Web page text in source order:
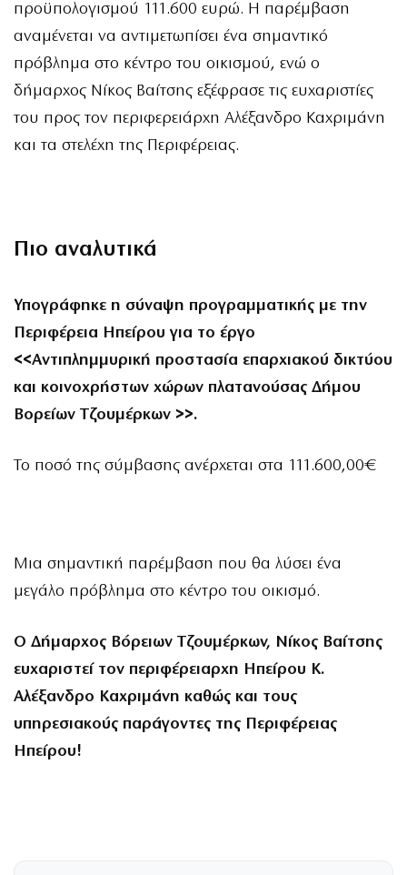
προϋπολογισμού 111.600 ευρώ. Η παρέμβαση
αναμένεται να αντιμετωπίσει ένα σημαντικό
πρόβλημα στο κέντρο του οικισμού, ενώ ο
δήμαρχος Νίκος Βαίτσης εξέφρασε τις ευχαριστίες
του προς τον περιφερειάρχη Αλέξανδρο Καχριμάνη
και τα στελέχη της Περιφέρειας.
Πιο αναλυτικά
Υπογράφηκε η σύναψη προγραμματικής με την
Περιφέρεια Ηπείρου για το έργο
<<Αντιπλημμυρική προστασία επαρχιακού δικτύου
και κοινοχρήστων χώρων πλατανούσας Δήμου
Βορείων Τζουμέρκων >>.
Το ποσό της σύμβασης ανέρχεται στα 111.600,00€
Μια σημαντική παρέμβαση που θα λύσει ένα
μεγάλο πρόβλημα στο κέντρο του οικισμό.
Ο Δήμαρχος Βόρειων Τζουμέρκων, Νίκος Βαίτσης
ευχαριστεί τον περιφέρειαρχη Ηπείρου Κ.
Αλέξανδρο Καχριμάνη καθώς και τους
υπηρεσιακούς παράγοντες της Περιφέρειας
Ηπείρου!